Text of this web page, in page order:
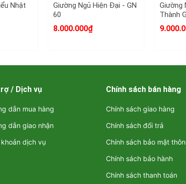
Giường gỗ đôi liền vách ngăn
Nhật
Giường Ngủ Hiện Đại - GN
60
8.000.000₫
Giường
Thành
Giá Để
/ Dịch vụ
dẫn mua hàng
dẫn giao nhận
dịch vụ
Chính sách bán hàng
Chính sách giao hàng
Chính sách đổi trả
Chính sách bảo mật
Chính sách bảo hành
Chính sách thanh toán